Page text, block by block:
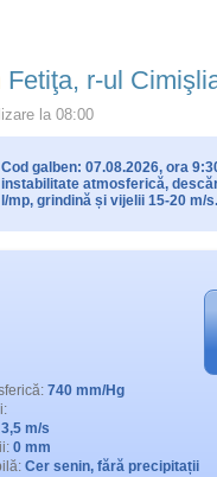
Fetiţa, r-ul
la 08:00
Cod galben: 07.08.2026, ora
instabilitate atmosferică,
l/mp, grindină și vijelii 15-20 m/s.
740 mm/Hg
3,5 m/s
0 mm
Cer senin, fără precipitații